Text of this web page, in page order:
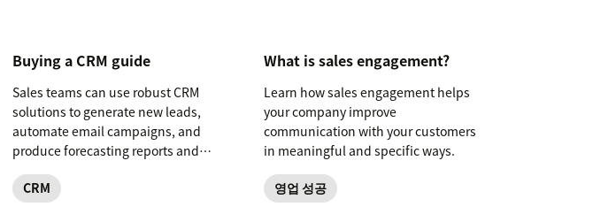
Buying a CRM guide
Sales teams can use robust CRM
solutions to generate new leads,
automate email campaigns, and
produce forecasting reports and
advanced analytics.
CRM
What is sales engagement?
Learn how sales engagement helps
your company improve
communication with your customers
in meaningful and specific ways.
영업 성공